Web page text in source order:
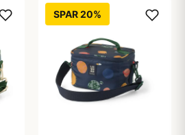
SPAR 20%